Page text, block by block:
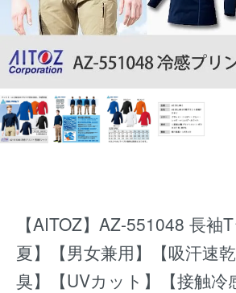
【AITOZ】AZ-551048 長袖
夏】【男女兼用】【吸汗速
臭】【UVカット】【接触冷